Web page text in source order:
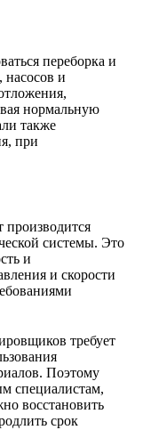
переборка и
насосов и
нормальную
также
при
системы. Это
и
и скорости
требует
Поэтому
специалистам,
восстановить
срок